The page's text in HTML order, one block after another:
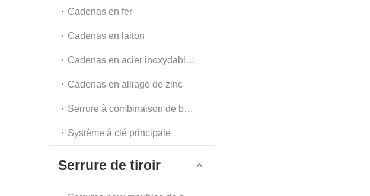
Cadenas en fer
Cadenas en laiton
Cadenas en acier inoxydable et en acier
Cadenas en alliage de zinc
Serrure à combinaison de bagages et serrure à chaîne
Système à clé principale
Serrure de tiroir